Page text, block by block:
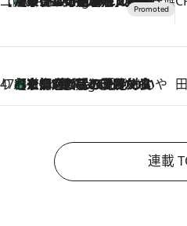
47都道府県の手みやげ ひんやりスイーツで夏を満喫
3 Hours Ago
【京都府】この夏絶対食べたい 冷やしておいしいおやつ3選 ひと口目から心を掴む新緑のテリーヌ
連載